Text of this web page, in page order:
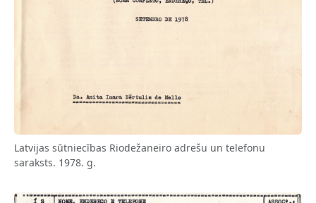
Latvijas sūtniecības Riodežaneiro adrešu un telefonu
saraksts. 1978. g.